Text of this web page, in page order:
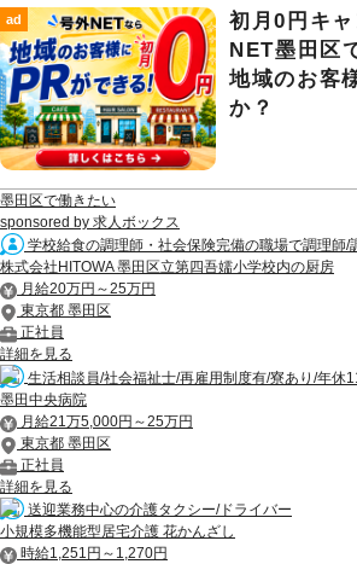
ad
初月0円キ
NET墨田区
地域のお客
か？
墨田区で働きたい
sponsored by 求人ボックス
学校給食の調理師・社会保険完備の職場で調理師/
株式会社HITOWA 墨田区立第四吾嬬小学校内の厨房
月給20万円～25万円
東京都 墨田区
正社員
詳細を見る
生活相談員/社会福祉士/再雇用制度有/寮あり/年休
墨田中央病院
月給21万5,000円～25万円
東京都 墨田区
正社員
詳細を見る
送迎業務中心の介護タクシー/ドライバー
小規模多機能型居宅介護 花かんざし
時給1,251円～1,270円